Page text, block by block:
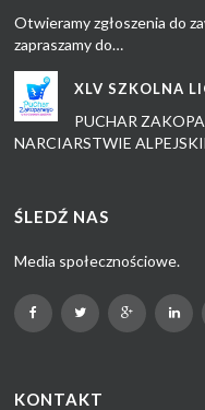
Otwieramy zgłoszenia do
zapraszamy do…
XLV SZKOLNA
PUCHAR
NARCIARSTWIE
ŚLEDŹ NAS
Media społecznościowe.
KONTAKT